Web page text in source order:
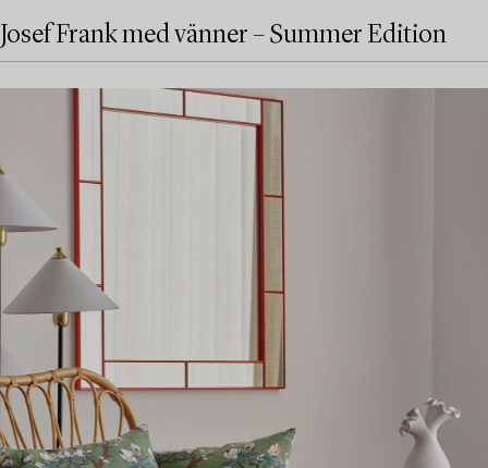
Josef Frank med vänner – Summer Edition